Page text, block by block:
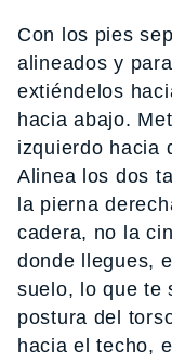
Con los pies
alineados y
extiéndelos
hacia abajo.
izquierdo hacia
Alinea los dos
la pierna
cadera, no la
donde llegues,
suelo, lo que te
postura del
hacia el techo,